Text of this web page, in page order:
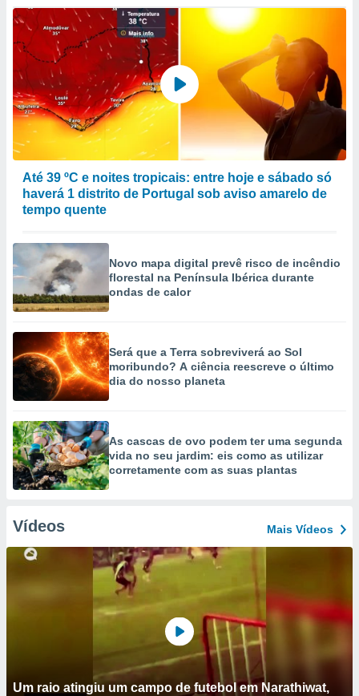
Até 39 ºC e noites tropicais: entre hoje e sábado só
haverá 1 distrito de Portugal sob aviso amarelo de
tempo quente
Novo mapa digital prevê risco de incêndio
florestal na Península Ibérica durante
ondas de calor
Será que a Terra sobreviverá ao Sol
moribundo? A ciência reescreve o último
dia do nosso planeta
As cascas de ovo podem ter uma segunda
vida no seu jardim: eis como as utilizar
corretamente com as suas plantas
Vídeos Mais Vídeos
Um raio atingiu um campo de futebol em Narathiwat,